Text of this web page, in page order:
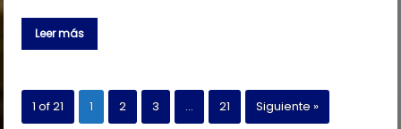
Leer más
1 of 21 1 2 3 … 21 Siguiente »